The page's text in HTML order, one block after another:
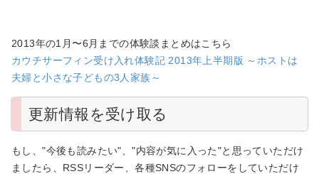
2013年の1月〜6月までの体験談まとめはこちら
カウチサーフィン受け入れ体験記 2013年上半期版 ～ホストは
夫婦と小さな子どもの3人家族～
更新情報を受け取る
もし、"今後も読みたい"、"内容が気に入った"と思っていただけ
ましたら、RSSリーダー、各種SNSのフォローをしていただけ